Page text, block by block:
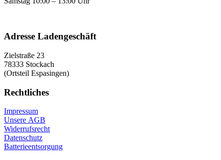
Adresse Ladengeschäft
Zielstraße 23
78333 Stockach
(Ortsteil Espasingen)
Rechtliches
Impressum
Unsere AGB
Widerrufsrecht
Datenschutz
Batterieentsorgung